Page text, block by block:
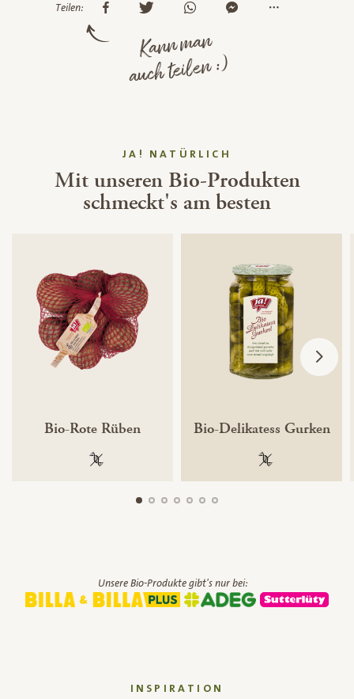
Teilen:
Kann man
auch teilen :)
JA! NATÜRLICH
Mit unseren Bio-Produkten
schmeckt's am besten
Bio-Rote Rüben
100 % gentechnikfrei
Bio-Delikatess Gurken
100 %
Unsere Bio-Produkte gibt's nur bei:
INSPIRATION